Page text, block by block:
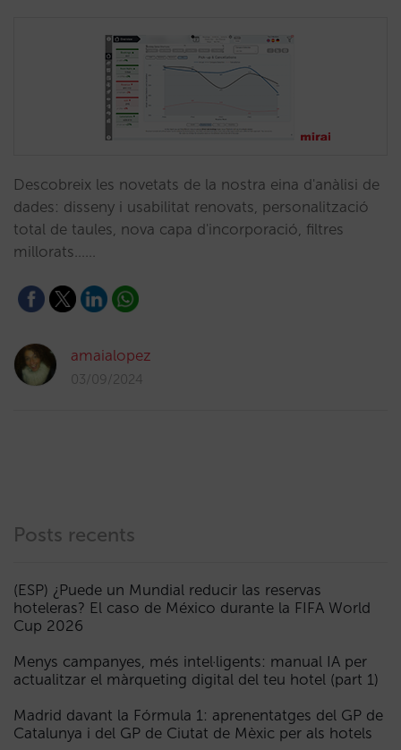
Descobreix les novetats de la nostra eina d'anàlisi de
dades: disseny i usabilitat renovats, personalització
total de taules, nova capa d'incorporació, filtres
millorats……
amaialopez
03/09/2024
Posts recents
(ESP) ¿Puede un Mundial reducir las reservas
hoteleras? El caso de México durante la FIFA World
Cup 2026
Menys campanyes, més intel·ligents: manual IA per
actualitzar el màrqueting digital del teu hotel (part 1)
Madrid davant la Fórmula 1: aprenentatges del GP de
Catalunya i del GP de Ciutat de Mèxic per als hotels